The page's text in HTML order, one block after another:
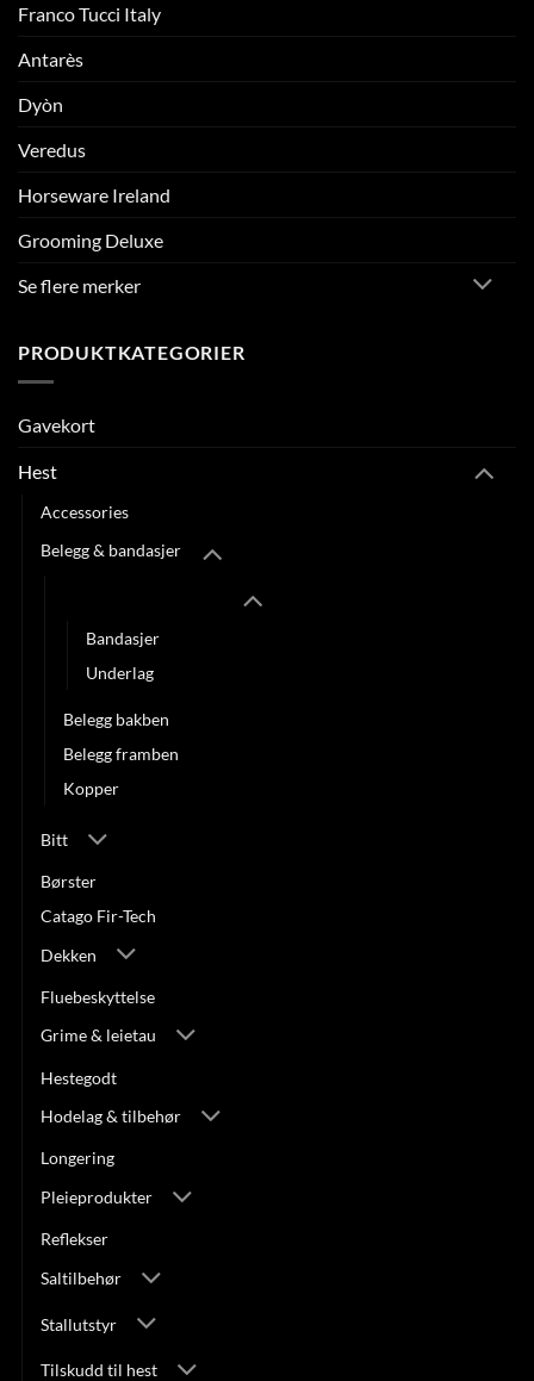
Franco Tucci Italy
Antarès
Dyòn
Veredus
Horseware Ireland
Grooming Deluxe
Se flere merker
PRODUKTKATEGORIER
Gavekort
Hest
Accessories
Belegg & bandasjer
Bandasjer
Underlag
Belegg bakben
Belegg framben
Kopper
Bitt
Børster
Catago Fir-Tech
Dekken
Fluebeskyttelse
Grime & leietau
Hestegodt
Hodelag & tilbehør
Longering
Pleieprodukter
Reflekser
Saltilbehør
Stallutstyr
Tilskudd til hest